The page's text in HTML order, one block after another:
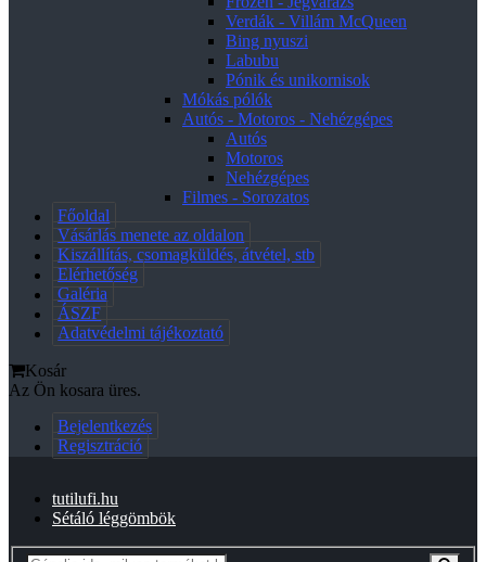
Verdák - Villám McQueen
Bing nyuszi
Labubu
Pónik és unikornisok
Mókás pólók
Autós - Motoros - Nehézgépes
Autós
Motoros
Nehézgépes
Filmes - Sorozatos
Főoldal
Vásárlás menete az oldalon
Kiszállítás, csomagküldés, átvétel, stb
Elérhetőség
Galéria
ÁSZF
Adatvédelmi tájékoztató
Kosár
Az Ön kosara üres.
Bejelentkezés
Regisztráció
tutilufi.hu
Sétáló léggömbök